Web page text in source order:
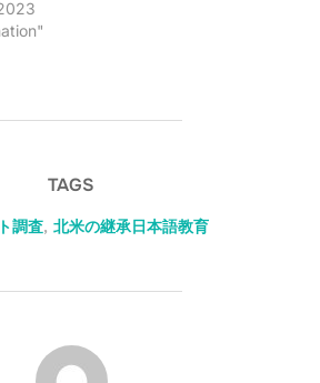
TAGS
調査, 北米の継承日本語教育
POST AUTHOR